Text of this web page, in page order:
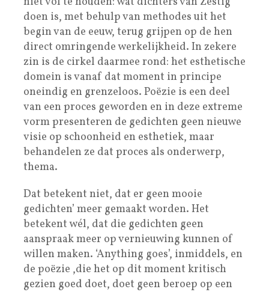
doen is, met behulp van methodes uit het
begin van de eeuw, terug grijpen op de hen
direct omringende werkelijkheid. In zekere
zin is de cirkel daarmee rond: het esthetische
domein is vanaf dat moment in principe
oneindig en grenzeloos. Poëzie is een deel
van een proces geworden en in deze extreme
vorm presenteren de gedichten geen nieuwe
visie op schoonheid en esthetiek, maar
behandelen ze dat proces als onderwerp,
thema.
Dat betekent niet, dat er geen mooie
gedichten’ meer gemaakt worden. Het
betekent wél, dat die gedichten geen
aanspraak meer op vernieuwing kunnen of
willen maken. ‘Anything goes’, inmiddels, en
de poëzie ,die het op dit moment kritisch
gezien goed doet, doet geen beroep op een